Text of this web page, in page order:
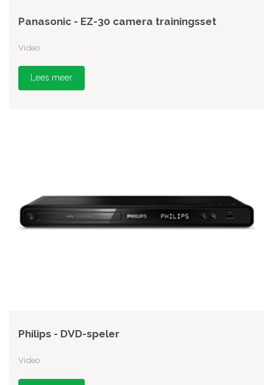
Panasonic - EZ-30 camera trainingsset
Video
Lees meer
Philips - DVD-speler
Video